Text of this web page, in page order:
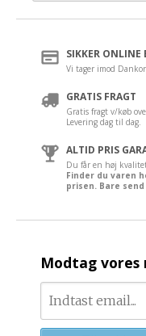
SIKKER ONLINE
Vi tager imod
GRATIS FRAGT
Gratis fragt v/køb
Levering dag til dag.
ALTID PRIS
Du får en høj
Finder du varen
prisen. Bare
Modtag vores